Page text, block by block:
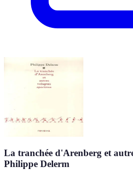
La tranchée d'Arenberg et
Philippe Delerm